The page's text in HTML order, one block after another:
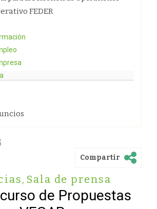
FEDER
Compartir
, Sala de prensa
de Propuestas